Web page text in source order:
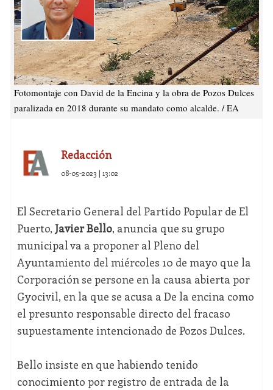
Fotomontaje con David de la Encina y la obra de Pozos Dulces
paralizada en 2018 durante su mandato como alcalde. / EA
Redacción
08-05-2023 | 13:02
El Secretario General del Partido Popular de El
Puerto, Javier Bello, anuncia que su grupo
municipal va a proponer al Pleno del
Ayuntamiento del miércoles 10 de mayo que la
Corporación se persone en la causa abierta por
Gyocivil, en la que se acusa a De la encina como
el presunto responsable directo del fracaso
supuestamente intencionado de Pozos Dulces.
Bello insiste en que habiendo tenido
conocimiento por registro de entrada de la